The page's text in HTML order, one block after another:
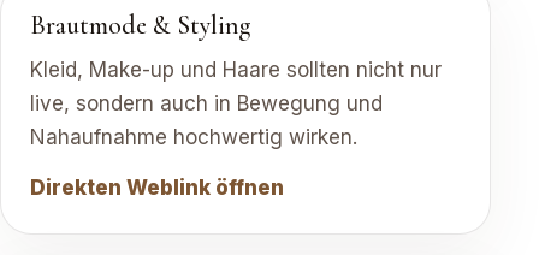
Brautmode & Styling
Kleid, Make-up und Haare sollten nicht nur
live, sondern auch in Bewegung und
Nahaufnahme hochwertig wirken.
Direkten Weblink öffnen